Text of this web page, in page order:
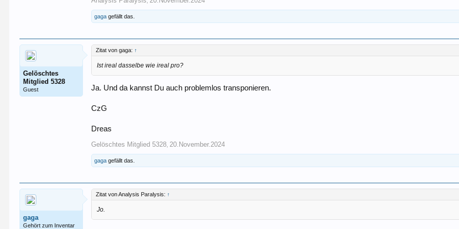
gaga gefällt das.
Gelöschtes
Mitglied 5328
Guest
Zitat von gaga: ↑
Ist ireal dasselbe wie ireal pro?
Ja. Und da kannst Du auch problemlos transponieren.
CzG
Dreas
Gelöschtes Mitglied 5328 20.November.2024
gaga gefällt das.
gaga
Gehört zum Inventar
Zitat von Analysis Paralysis: ↑
Jo.